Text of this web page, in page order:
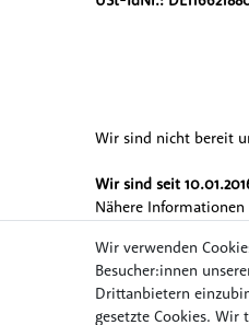
Wir sind nicht bereit
Wir sind seit
Nähere
Wir verwenden
Besucher:innen
Drittanbietern
gesetzte Cookies.